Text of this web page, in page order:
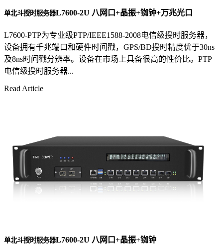
单北斗授时服务器L7600-2U 八网口+晶振+铷钟+万兆光口
L7600-PTP为专业级PTP/IEEE1588-2008电信级授时服务器，
设备拥有千兆端口和硬件时间戳，GPS/BD授时精度优于30ns
及8ns时间戳分辨率。设备在市场上具备很高的性价比。PTP
电信级授时服务器...
Read Article
单北斗授时服务器L7600-2U 八网口+晶振+铷钟